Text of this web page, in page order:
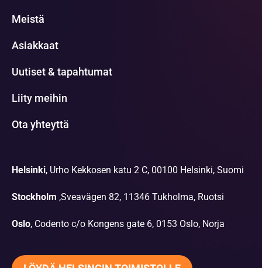
Meistä
Asiakkaat
Uutiset & tapahtumat
Liity meihin
Ota yhteyttä
Helsinki, Urho Kekkosen katu 2 C, 00100 Helsinki, Suomi
Stockholm ,Sveavägen 82, 11346 Tukholma, Ruotsi
Oslo, Codento c/o Kongens gate 6, 0153 Oslo, Norja